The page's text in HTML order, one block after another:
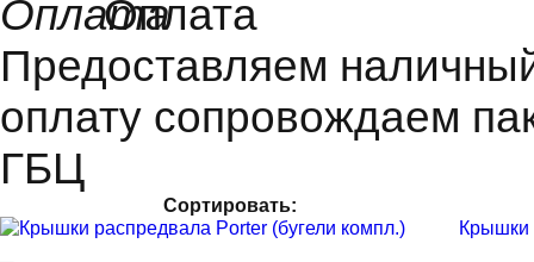
Оплата
Предоставляем
оплату сопровождаем
ГБЦ
Сортировать:
Крышки